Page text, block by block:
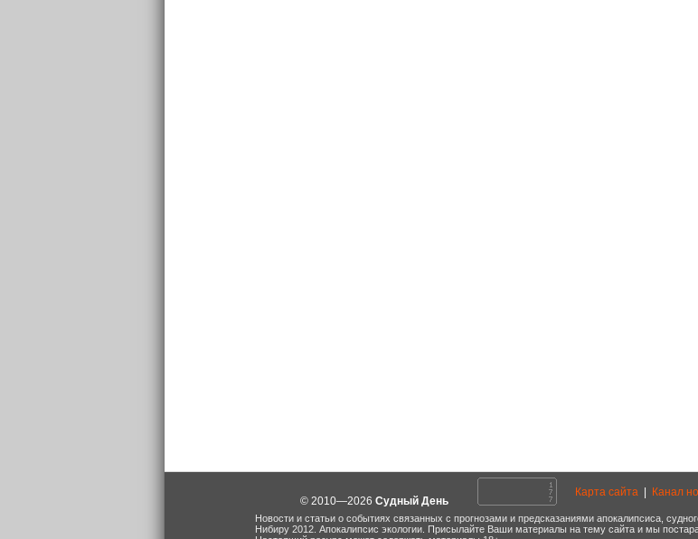
© 2010—2026 Судный День
Карта сайта Канал
Новости и статьи о событиях связанных с прогнозами и предсказаниями апокалипсиса,
Нибиру 2012. Апокалипсис экологии. Присылайте Ваши материалы на тему сайта и мы